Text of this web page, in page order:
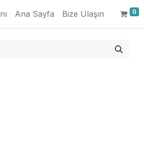
Ana Sayfa Bize Ulaşın 0